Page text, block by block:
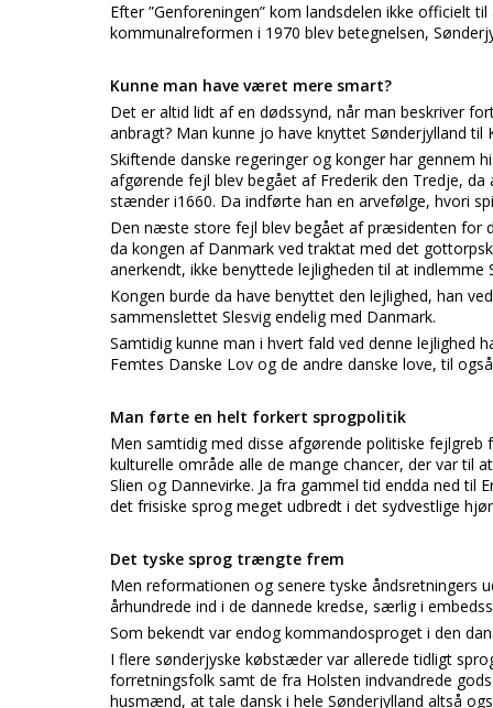
Efter ”Genforeningen” kom landsdelen ikke officielt
kommunalreformen i 1970 blev betegnelsen,
Kunne man have været mere smart?
Det er altid lidt af en dødssynd, når man beskriver
anbragt? Man kunne jo have knyttet Sønderjylland til
Skiftende danske regeringer og konger har gennem
afgørende fejl blev begået af Frederik den Tredje,
stænder i1660. Da indførte han en arvefølge, hvori
Den næste store fejl blev begået af præsidenten for
da kongen af Danmark ved traktat med det
anerkendt, ikke benyttede lejligheden til at indlemme
Kongen burde da have benyttet den lejlighed, han
sammenslettet Slesvig endelig med Danmark.
Samtidig kunne man i hvert fald ved denne lejlighed
Femtes Danske Lov og de andre danske love, til
Man førte en helt forkert sprogpolitik
Men samtidig med disse afgørende politiske
kulturelle område alle de mange chancer, der var til
Slien og Dannevirke. Ja fra gammel tid endda ned til
det frisiske sprog meget udbredt i det sydvestlige
Det tyske sprog trængte frem
Men reformationen og senere tyske åndsretningers
århundrede ind i de dannede kredse, særlig i
Som bekendt var endog kommandosproget i den
I flere sønderjyske købstæder var allerede tidligt
forretningsfolk samt de fra Holsten indvandrede
husmænd, at tale dansk i hele Sønderjylland altså